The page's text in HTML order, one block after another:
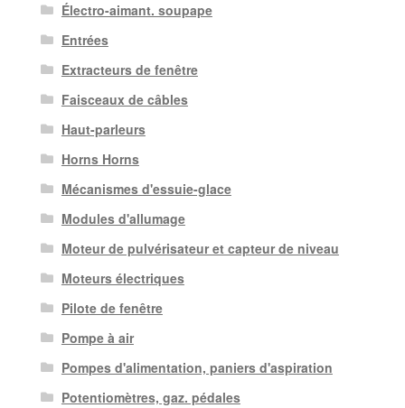
Électro-aimant. soupape
Entrées
Extracteurs de fenêtre
Faisceaux de câbles
Haut-parleurs
Horns Horns
Mécanismes d'essuie-glace
Modules d'allumage
Moteur de pulvérisateur et capteur de niveau
Moteurs électriques
Pilote de fenêtre
Pompe à air
Pompes d'alimentation, paniers d'aspiration
Potentiomètres, gaz. pédales